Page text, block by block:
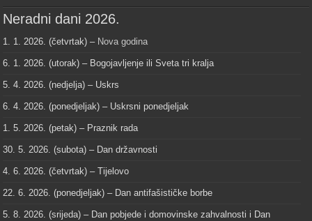
Neradni dani 2026.
1. 1. 2026. (četvrtak) – Nova godina
6. 1. 2026. (utorak) – Bogojavljenje ili Sveta tri kralja
5. 4. 2026. (nedjelja) – Uskrs
6. 4. 2026. (ponedjeljak) – Uskrsni ponedjeljak
1. 5. 2026. (petak) – Praznik rada
30. 5. 2026. (subota) – Dan državnosti
4. 6. 2026. (četvrtak) – Tijelovo
22. 6. 2026. (ponedjeljak) – Dan antifašističke borbe
5. 8. 2026. (srijeda) – Dan pobjede i domovinske zahvalnosti i Dan